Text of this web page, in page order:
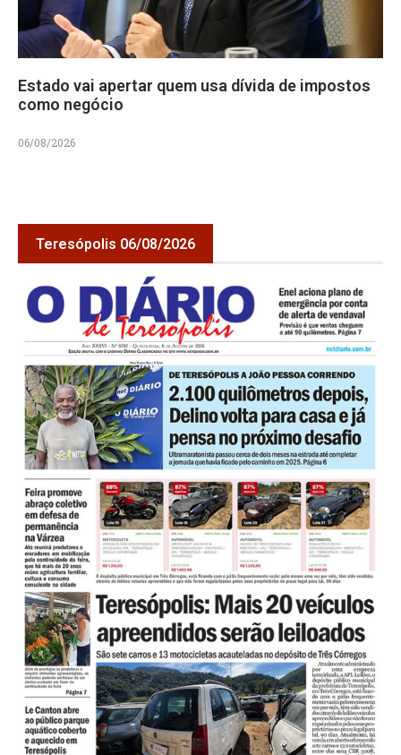
Estado vai apertar quem usa dívida de impostos
como negócio
06/08/2026
Teresópolis 06/08/2026